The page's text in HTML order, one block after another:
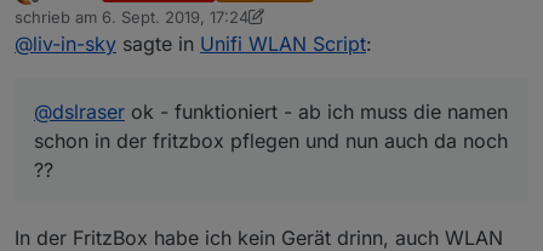
einen weiter unten, unter Netzwerk vergebe ich dann
auch eine IP
Offline
schrieb am 6. Sept. 2019, 17:24
zuletzt editiert von dslraser 9. Juni 2019, 19:26
@liv-in-sky sagte in Unifi WLAN Script:
@dslraser ok - funktioniert - ab ich muss die namen
schon in der fritzbox pflegen und nun auch da noch
??
In der FritzBox habe ich kein Gerät drinn, auch WLAN